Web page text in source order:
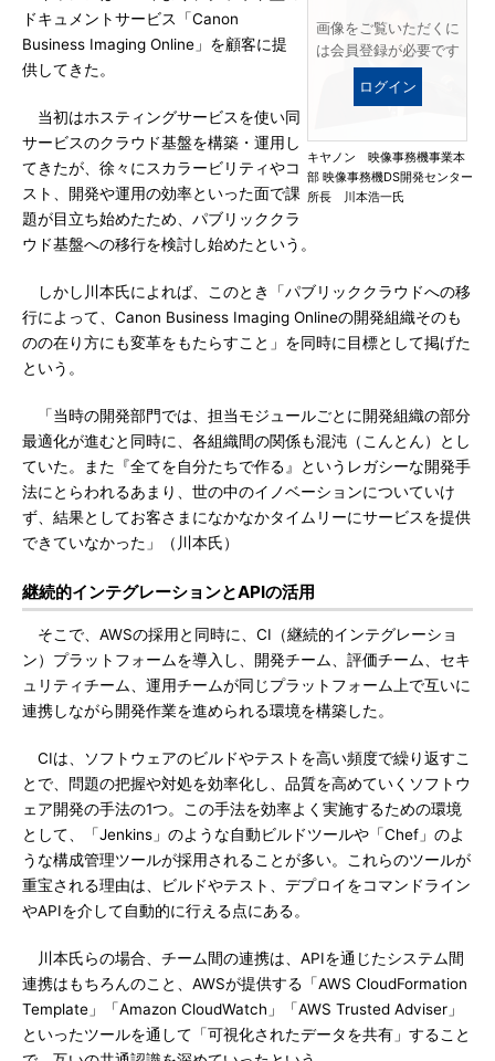
画像をご覧いただくに
は会員登録が必要です
ログイン
キヤノン 映像事務機事業本
部 映像事務機DS開発センター
所長 川本浩一氏
ドキュメントサービス「Canon
Business Imaging Online」を顧客に提
供してきた。
当初はホスティングサービスを使い同
サービスのクラウド基盤を構築・運用し
てきたが、徐々にスカラービリティやコ
スト、開発や運用の効率といった面で課
題が目立ち始めたため、パブリッククラ
ウド基盤への移行を検討し始めたという。
しかし川本氏によれば、このとき「パブリッククラウドへの移
行によって、Canon Business Imaging Onlineの開発組織そのも
のの在り方にも変革をもたらすこと」を同時に目標として掲げた
という。
「当時の開発部門では、担当モジュールごとに開発組織の部分
最適化が進むと同時に、各組織間の関係も混沌（こんとん）とし
ていた。また『全てを自分たちで作る』というレガシーな開発手
法にとらわれるあまり、世の中のイノベーションについていけ
ず、結果としてお客さまになかなかタイムリーにサービスを提供
できていなかった」（川本氏）
継続的インテグレーションとAPIの活用
そこで、AWSの採用と同時に、CI（継続的インテグレーショ
ン）プラットフォームを導入し、開発チーム、評価チーム、セキ
ュリティチーム、運用チームが同じプラットフォーム上で互いに
連携しながら開発作業を進められる環境を構築した。
CIは、ソフトウェアのビルドやテストを高い頻度で繰り返すこ
とで、問題の把握や対処を効率化し、品質を高めていくソフトウ
ェア開発の手法の1つ。この手法を効率よく実施するための環境
として、「Jenkins」のような自動ビルドツールや「Chef」のよ
うな構成管理ツールが採用されることが多い。これらのツールが
重宝される理由は、ビルドやテスト、デプロイをコマンドライン
やAPIを介して自動的に行える点にある。
川本氏らの場合、チーム間の連携は、APIを通じたシステム間
連携はもちろんのこと、AWSが提供する「AWS CloudFormation
Template」「Amazon CloudWatch」「AWS Trusted Adviser」
といったツールを通して「可視化されたデータを共有」すること